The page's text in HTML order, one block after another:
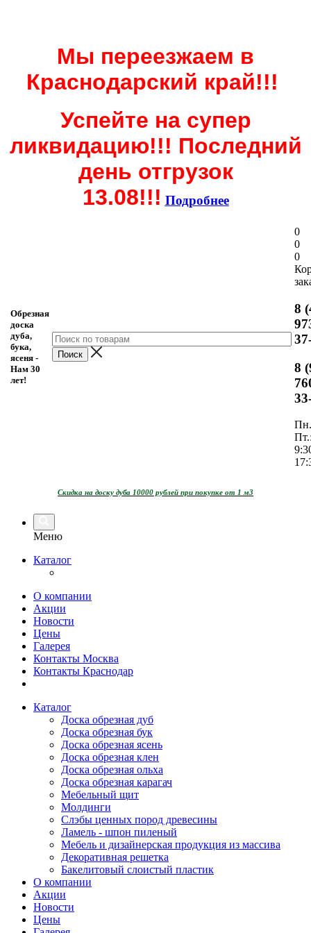
Мы переезжаем в
Краснодарский край!!!
Успейте на супер
ликвидацию!!! Последний
день отгрузок
13.08!!! Подробнее
Обрезная
доска
дуба,
бука,
ясеня -
Нам 30
лет!
0
0
0
8
8
Скидка на доску дуба 10000 рублей при покупке от 1 м3
Меню
Каталог
О компании
Акции
Новости
Цены
Галерея
Контакты Москва
Контакты Краснодар
Каталог
Доска обрезная дуб
Доска обрезная бук
Доска обрезная ясень
Доска обрезная клен
Доска обрезная ольха
Доска обрезная карагач
Мебельный щит
Молдинги
Слэбы ценных пород древесины
Ламель - шпон пиленый
Мебель и дизайнерская продукция из массива
Декоративная решетка
Бакелитовый слоистый пластик
О компании
Акции
Новости
Цены